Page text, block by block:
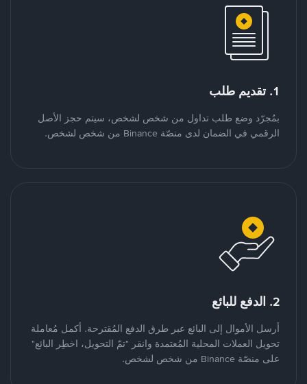
1. تقديم طلب
بمُجرّد وضع طلب تداول من شخص لشخص، سيتم حجز الأصل
الرقمي في الضمان لدى منصّة Binance من شخص لشخص.
2. الدفع للبائع
أرسل الأموال إلى البائع عبر طرق الدفع المُقترحة. أكمل مُعاملة
تحويل العملات المحلية المُعتمدة وانقر "تمّ التحويل، اخطِر البائع"
على منصّة Binance من شخص لشخص.